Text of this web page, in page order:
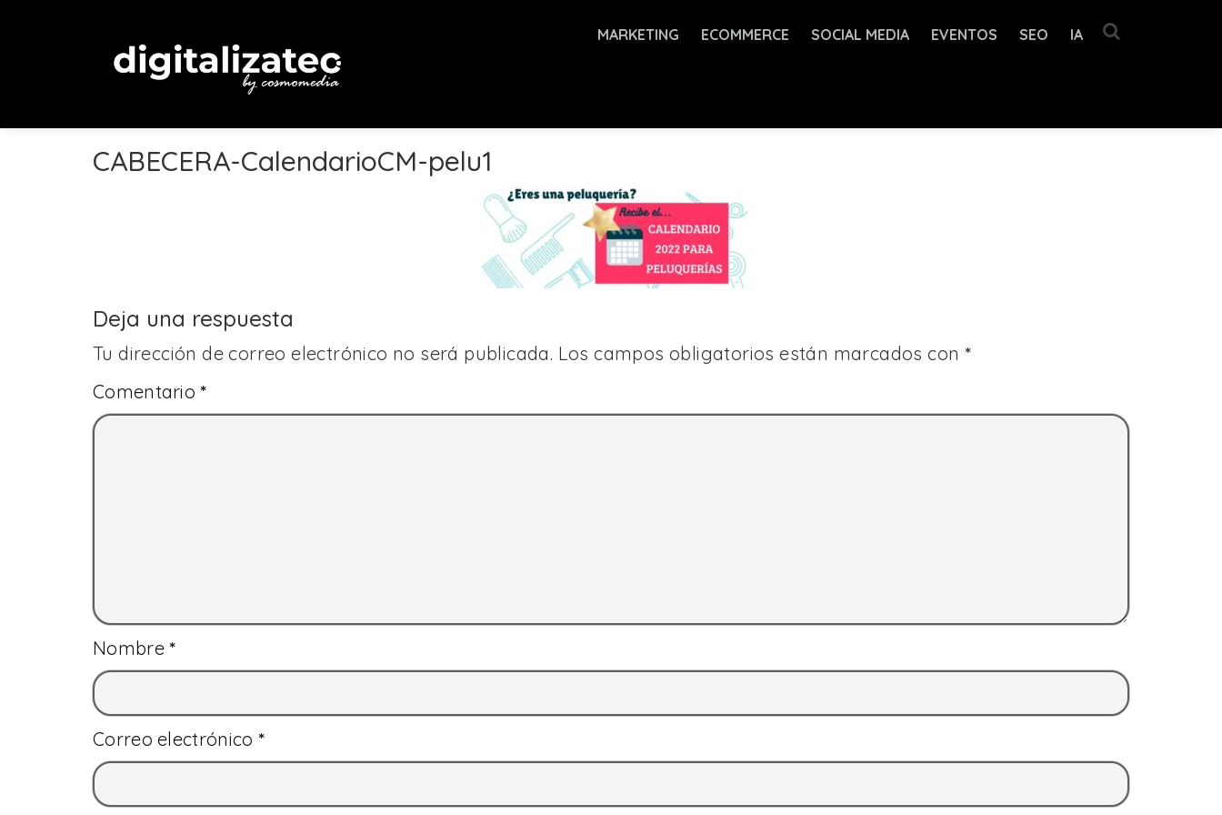
MARKETING ECOMMERCE SOCIAL MEDIA EVENTOS SEO IA
CABECERA-CalendarioCM-pelu1
Deja una respuesta
Tu dirección de correo electrónico no será publicada. Los campos obligatorios están marcados con *
Comentario*
Nombre*
Correo electrónico *